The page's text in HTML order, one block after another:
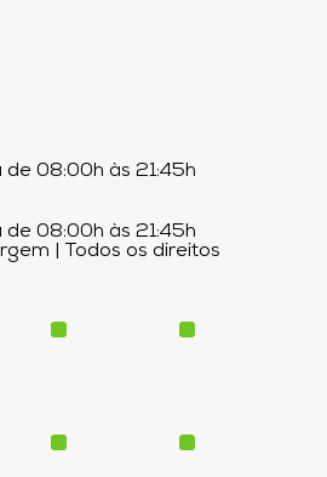
08:00h às 21:45h
08:00h às 21:45h
| Todos os direitos